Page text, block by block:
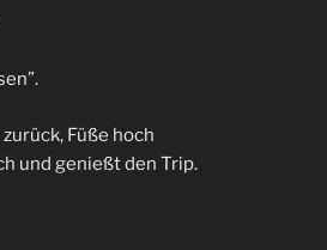
Füße hoch
und genießt den Trip.